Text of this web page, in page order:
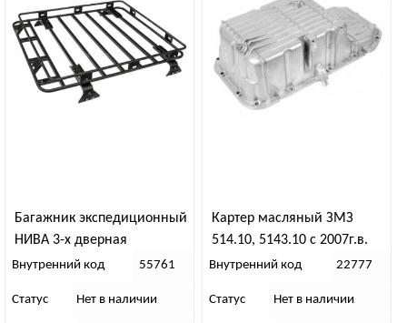
Багажник экспедиционный
НИВА 3-х дверная
Внутренний код 55761
Статус Нет в наличии
Картер масляный ЗМЗ
514.10, 5143.10 с 2007г.в.
Внутренний код 22777
Статус Нет в наличии